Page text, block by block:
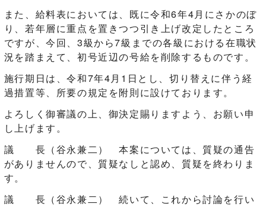
また、給料表においては、既に令和6年4月にさかのぼ
り、若年層に重点を置きつつ引き上げ改定したところ
ですが、今回、3級から7級までの各級における在職状
況を踏まえて、初号近辺の号給を削除するものです。
施行期日は、令和7年4月1日とし、切り替えに伴う経
過措置等、所要の規定を附則に設けております。
よろしく御審議の上、御決定賜りますよう、お願い申
し上げます。
議 長（谷永兼二） 本案については、質疑の通告
がありませんので、質疑なしと認め、質疑を終わりま
す。
議 長（谷永兼二） 続いて、これから討論を行い